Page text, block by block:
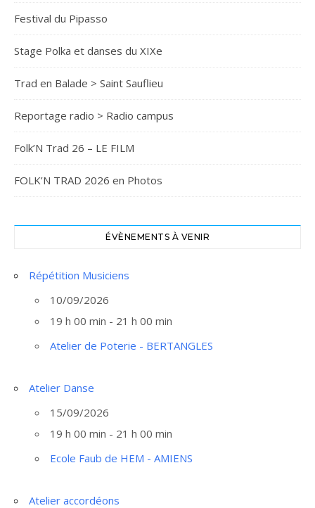
Festival du Pipasso
Stage Polka et danses du XIXe
Trad en Balade > Saint Sauflieu
Reportage radio > Radio campus
Folk’N Trad 26 – LE FILM
FOLK’N TRAD 2026 en Photos
ÉVÈNEMENTS À VENIR
Répétition Musiciens
10/09/2026
19 h 00 min - 21 h 00 min
Atelier de Poterie - BERTANGLES
Atelier Danse
15/09/2026
19 h 00 min - 21 h 00 min
Ecole Faub de HEM - AMIENS
Atelier accordéons